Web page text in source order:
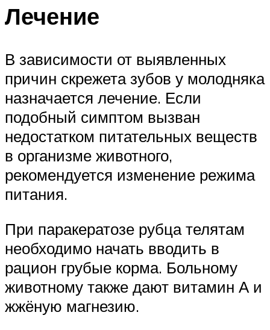
Лечение
В зависимости от выявленных
причин скрежета зубов у молодняка
назначается лечение. Если
подобный симптом вызван
недостатком питательных веществ
в организме животного,
рекомендуется изменение режима
питания.
При паракератозе рубца телятам
необходимо начать вводить в
рацион грубые корма. Больному
животному также дают витамин А и
жжёную магнезию.